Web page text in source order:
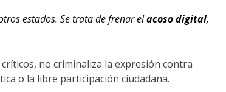
estados. Se trata de frenar elacoso digital,
no criminaliza la expresión contra
o la libre participación ciudadana.